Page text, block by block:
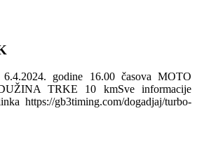
godine 16.00 časova MOTO
TRKE 10 kmSve informacije
https://gb3timing.com/dogadjaj/turbo-